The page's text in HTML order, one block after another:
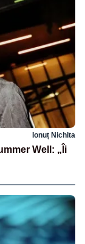
Ionuț Nichita
Well: „Îi